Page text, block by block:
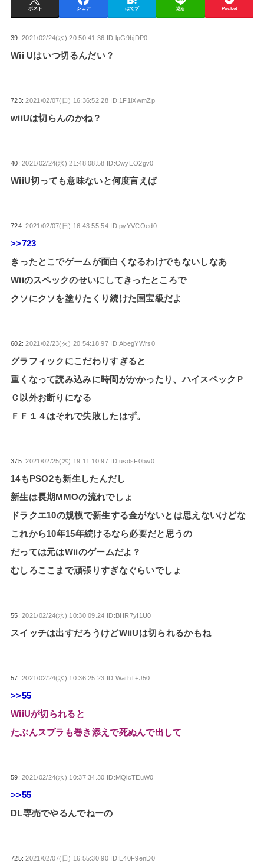
ポスト シェア はてブ 送る Pocket
39:2021/02/24(水) 20:50:41.36 ID:lpG9bjDP0
Wii Uはいつ切るんだい？
723:2021/02/07(日) 16:36:52.28 ID:1F1lXwmZp
wiiUは切らんのかね？
40:2021/02/24(水) 21:48:08.58 ID:CwyEO2gv0
WiiU切っても意味ないと何度言えば
724:2021/02/07(日) 16:43:55.54 ID:pyYVCOed0
>>723
きったとこでゲームが面白くなるわけでもないしなあ
Wiiのスペックのせいにしてきったところで
クソにクソを塗りたくり続けた国宝級だよ
602:2021/02/23(火) 20:54:18.97 ID:AbegYWrs0
グラフィックにこだわりすぎると
重くなって読み込みに時間がかかったり、ハイスペックＰ
Ｃ以外お断りになる
ＦＦ１４はそれで失敗したはず。
375:2021/02/25(木) 19:11:10.97 ID:usdsF0bw0
14もPSO2も新生したんだし
新生は長期MMOの流れでしょ
ドラクエ10の規模で新生する金がないとは思えないけどな
これから10年15年続けるなら必要だと思うの
だっては元はWiiのゲームだよ？
むしろここまで頑張りすぎなぐらいでしょ
55:2021/02/24(水) 10:30:09.24 ID:BHR7yI1U0
スイッチは出すだろうけどWiiUは切られるかもね
57:2021/02/24(水) 10:36:25.23 ID:WathT+J50
>>55
WiiUが切られると
たぶんスプラも巻き添えで死ぬんで出して
59:2021/02/24(水) 10:37:34.30 ID:MQicTEuW0
>>55
DL専売でやるんでねーの
725:2021/02/07(日) 16:55:30.90 ID:E40F9enD0